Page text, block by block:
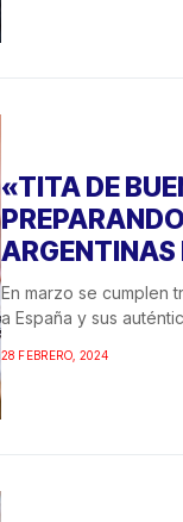
«TITA DE
ARGENTINAS
En marzo se cumplen
a España y sus
28 FEBRERO, 2024